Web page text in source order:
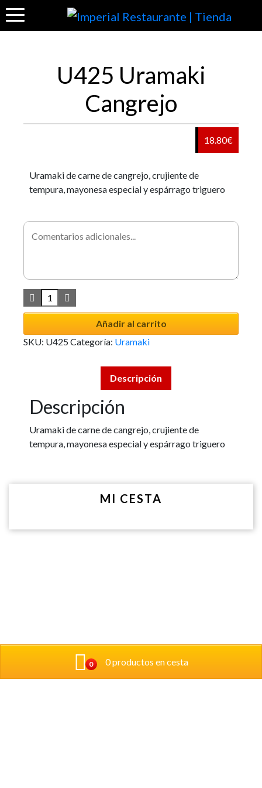
0 0 productos en cesta
U425 Uramaki
Cangrejo
18.80€
Uramaki de carne de cangrejo, crujiente de
tempura, mayonesa especial y espárrago triguero
Añadir al carrito
SKU: U425Categoría: Uramaki
Descripción
Descripción
Uramaki de carne de cangrejo, crujiente de
tempura, mayonesa especial y espárrago triguero
MI CESTA